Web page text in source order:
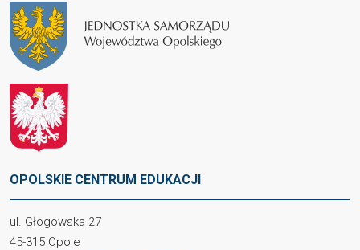
OPOLSKIE CENTRUM EDUKACJI
ul. Głogowska 27
45-315 Opole